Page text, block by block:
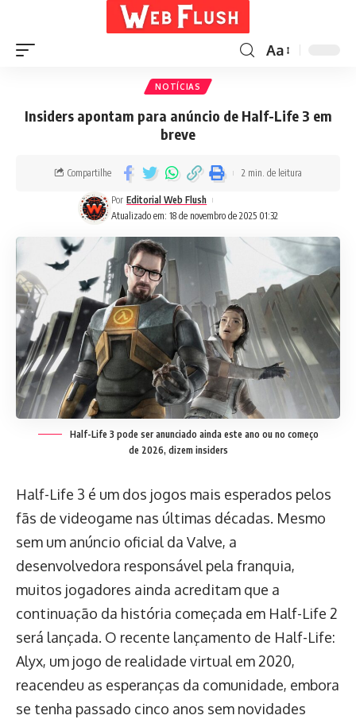
Aa
NOTÍCIAS
Insiders apontam para anúncio de Half-Life 3 em
breve
Atualizado em: 18 de novembro de 2025 01:32
Por Editorial Web Flush
Compartilhe 2 min. de leitura
Half-Life 3 pode ser anunciado ainda este ano ou no começo
de 2026, dizem insiders
Half-Life 3 é um dos jogos mais esperados pelos
fãs de videogame nas últimas décadas. Mesmo
sem um anúncio oficial da Valve, a
desenvolvedora responsável pela franquia,
muitos jogadores ainda acreditam que a
continuação da história começada em Half-Life 2
será lançada. O recente lançamento de Half-Life:
Alyx, um jogo de realidade virtual em 2020,
reacendeu as esperanças da comunidade, embora
se tenha passado cinco anos sem novidades